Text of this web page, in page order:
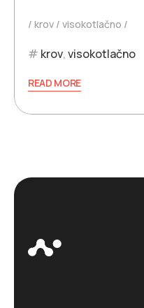
krov visokotlačno
krov,visokotlačno
READ MORE